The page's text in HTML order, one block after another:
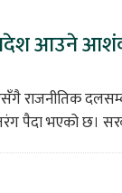
आउने
राजनीतिक
पैदा भएको छ।